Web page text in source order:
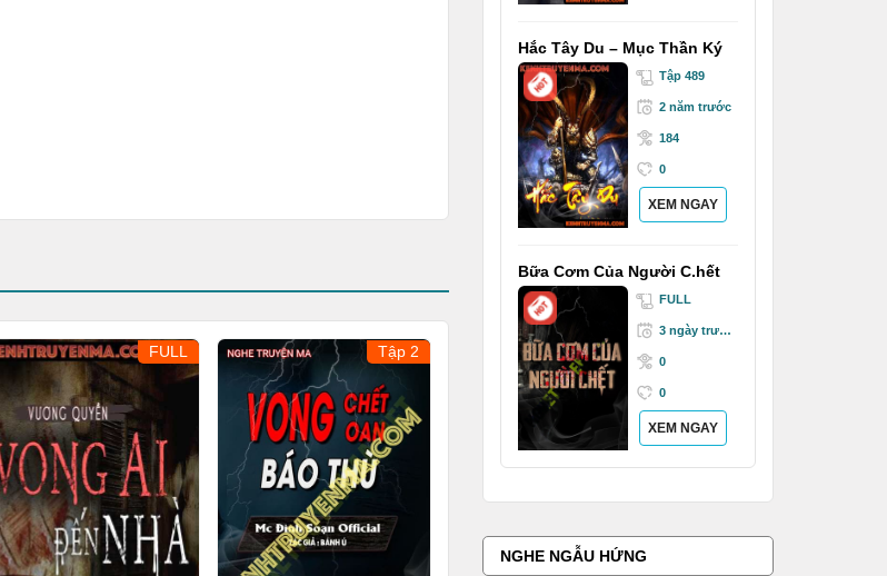
FULL Tập 2
Hắc Tây Du – Mục Thần Ký
Tập 489
2 năm trước
184
0
XEM NGAY
Bữa Cơm Của Người C.hết
FULL
3 ngày trước
0
0
XEM NGAY
NGHE NGẪU HỨNG